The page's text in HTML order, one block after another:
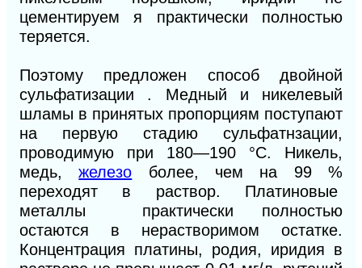
цементируем я практически полностью
теряется.
Поэтому предложен способ двойной
сульфатизации . Медный и никелевый
шламы в принятых пропорциям поступают
на первую стадию сульфатнзации,
проводимую при 180—190 °С. Никель,
медь,железо более, чем на 99 %
переходят в раствор. Платиновые
металлы практически полностью
остаются в нерастворимом остатке.
Концентрация платины, родия, иридия в